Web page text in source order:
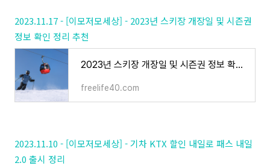
2023.11.17 - [이모저모세상] - 2023년 스키장 개장일 및 시즌권
정보 확인 정리 추천
2023년 스키장 개장일 및 시즌권 정보 확인 정리 추천
freelife40.com
2023.11.10 - [이모저모세상] - 기차 KTX 할인 내일로 패스 내일
2.0 출시 정리